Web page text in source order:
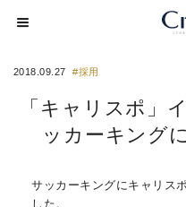
2018.09.27 #採用
「キャリスポ」
ッカーキング
サッカーキングにキャリス
した。